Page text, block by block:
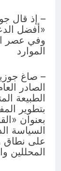
– إذ قال
«أفضل
وفي عصر
الموارد
– صاغ
الطبيعة
بعنوان
السياسة
على نطاق
المحللين